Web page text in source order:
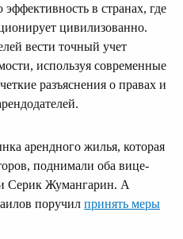
в странах, где
цивилизованно.
вести точный учет
используя современные
разъяснения о правах и
арендного жилья, которая
поднимали оба вице-
Серик Жумангарин. А
поручил принять меры